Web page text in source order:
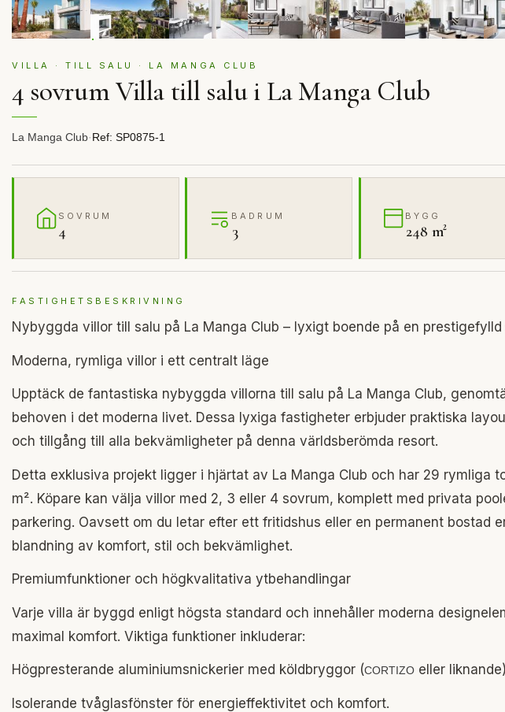
VILLA · TILL SALU · LA MANGA CLUB
4 sovrum Villa till salu i La Manga Club
La Manga Club·Ref: SP0875-1
SOVRUM
4
BADRUM
3
BYGG
248 m²
FASTIGHETSBESKRIVNING
Nybyggda villor till salu på La Manga Club – lyxigt boende på en
Moderna, rymliga villor i ett centralt läge
Upptäck de fantastiska nybyggda villorna till salu på La Manga Club,
behoven i det moderna livet. Dessa lyxiga fastigheter erbjuder praktiska
och tillgång till alla bekvämligheter på denna världsberömda resort.
Detta exklusiva projekt ligger i hjärtat av La Manga Club och har 29 rymliga
m². Köpare kan välja villor med 2, 3 eller 4 sovrum, komplett med privata
parkering. Oavsett om du letar efter ett fritidshus eller en permanent bostad
blandning av komfort, stil och bekvämlighet.
Premiumfunktioner och högkvalitativa ytbehandlingar
Varje villa är byggd enligt högsta standard och innehåller moderna
maximal komfort. Viktiga funktioner inkluderar:
Högpresterande aluminiumsnickerier med köldbryggor (CORTIZO eller
Isolerande tvåglasfönster för energieffektivitet och komfort.